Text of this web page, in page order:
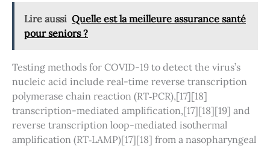
Lire aussi Quelle est la meilleure assurance santé
pour seniors ?
Testing methods for COVID-19 to detect the virus’s
nucleic acid include real-time reverse transcription
polymerase chain reaction (RT‑PCR),[17][18]
transcription-mediated amplification,[17][18][19] and
reverse transcription loop-mediated isothermal
amplification (RT‑LAMP)[17][18] from a nasopharyngeal